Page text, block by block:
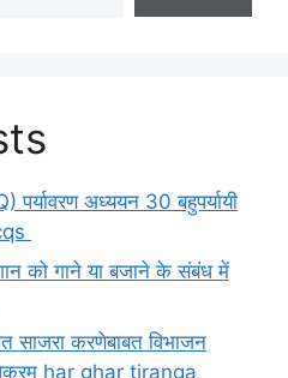
अध्ययन 30 बहुपर्यायी
को गाने या बजाने के संबंध में
साजरा करणेबाबत विभाजन
उपक्रम har ghar tiranga